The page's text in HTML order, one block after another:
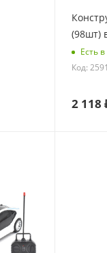
(98шт)
Есть
Код:
2 118